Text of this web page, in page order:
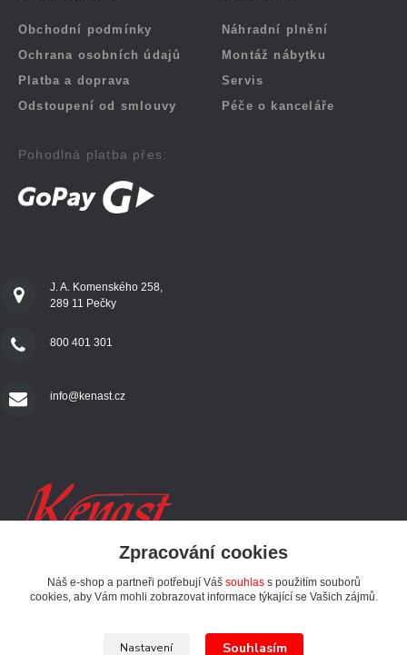
Obchodní podmínky
Ochrana osobních údajů
Platba a doprava
Odstoupení od smlouvy
Pohodlná platba přes:
Náhradní plnění
Montáž nábytku
Servis
Péče o kanceláře
J. A. Komenského 258,
289 11 Pečky
800 401 301
info@kenast.cz
SLEDUJTE NÁS
Zpracování cookies
Náš e-shop a partneři potřebují Váš souhlass použitím souborů
cookies, aby Vám mohli zobrazovat informace týkající se Vašich zájmů.
Nastavení Souhlasím